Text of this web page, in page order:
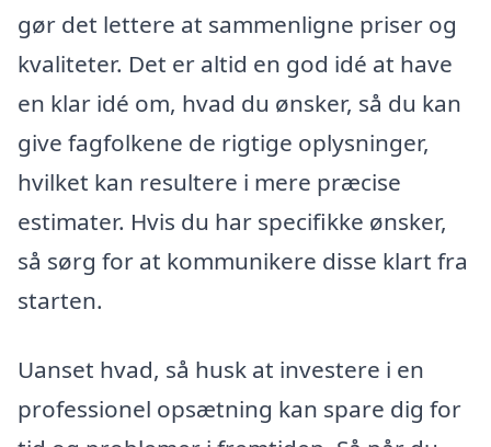
gør det lettere at sammenligne priser og
kvaliteter. Det er altid en god idé at have
en klar idé om, hvad du ønsker, så du kan
give fagfolkene de rigtige oplysninger,
hvilket kan resultere i mere præcise
estimater. Hvis du har specifikke ønsker,
så sørg for at kommunikere disse klart fra
starten.
Uanset hvad, så husk at investere i en
professionel opsætning kan spare dig for